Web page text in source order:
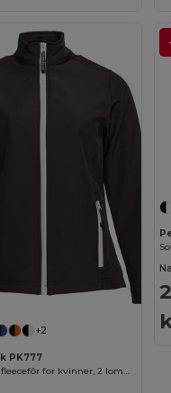
+2
PK777
Soft-shell fleecefôr for kvinner, 2 lommer med glidelås